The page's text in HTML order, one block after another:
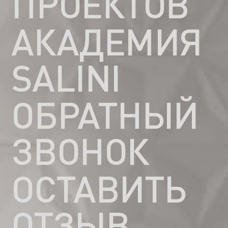
АКАДЕМИЯ
SALINI
ОБРАТНЫЙ
ЗВОНОК
ОСТАВИТЬ